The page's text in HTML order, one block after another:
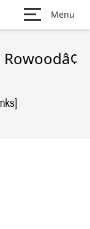
Menu